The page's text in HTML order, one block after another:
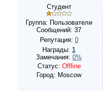
Студент
Группа: Пользователи
Сообщений: 37
Репутация: 0
Награды: 1
Замечания: 0%
Статус: Offline
Город: Moscow